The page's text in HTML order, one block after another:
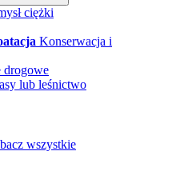
ciężki
Konserwacja i
drogowe
lub leśnictwo
wszystkie